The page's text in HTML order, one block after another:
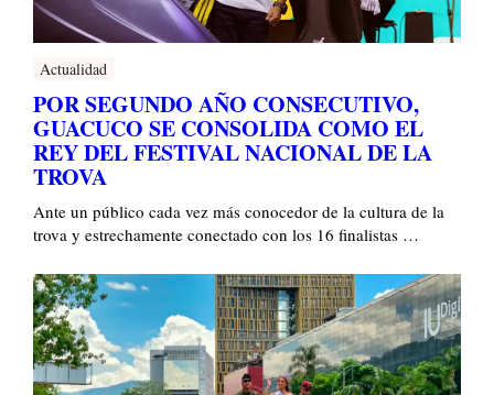
Actualidad
POR SEGUNDO AÑO CONSECUTIVO,
GUACUCO SE CONSOLIDA COMO EL
REY DEL FESTIVAL NACIONAL DE LA
TROVA
Ante un público cada vez más conocedor de la cultura de la
trova y estrechamente conectado con los 16 finalistas …